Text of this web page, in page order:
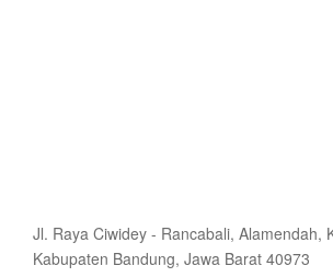
Jl. Raya Ciwidey - Rancabali, Alamendah,
Kabupaten Bandung, Jawa Barat 40973